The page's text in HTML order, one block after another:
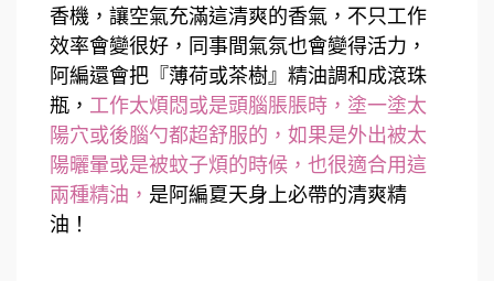
香機，讓空氣充滿這清爽的香氣，不只工作
效率會變很好，同事間氣氛也會變得活力，
阿編還會把『薄荷或茶樹』精油調和成滾珠
瓶， 工作太煩悶或是頭腦脹脹時，塗一塗太
陽穴或後腦勺都超舒服的，如果是外出被太
陽曬暈或是被蚊子煩的時候，也很適合用這
兩種精油， 是阿編夏天身上必帶的清爽精
油！